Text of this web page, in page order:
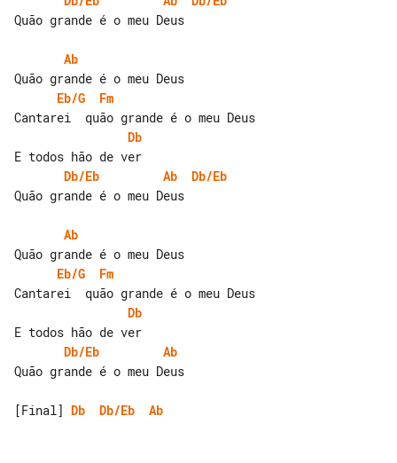
Quão grande é o meu Deus
Ab
Eb/G
Fm
Db
Db/Eb
Ab
Db/Eb
Quão grande é o meu Deus
Ab
Eb/G
Fm
Db
Db/Eb
Ab
Quão grande é o meu Deus
[Final] Db Db/Eb Ab